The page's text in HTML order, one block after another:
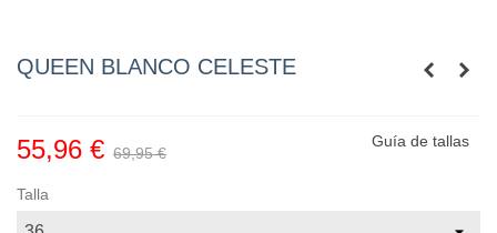
QUEEN BLANCO CELESTE
55,96 € 69,95 €
Guía de tallas
Talla